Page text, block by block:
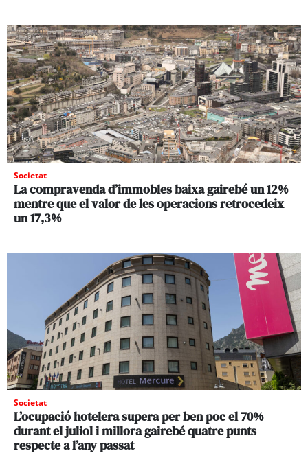
Societat
La compravenda d’immobles baixa gairebé un 12%
mentre que el valor de les operacions retrocedeix
un 17,3%
Societat
L’ocupació hotelera supera per ben poc el 70%
durant el juliol i millora gairebé quatre punts
respecte a l’any passat